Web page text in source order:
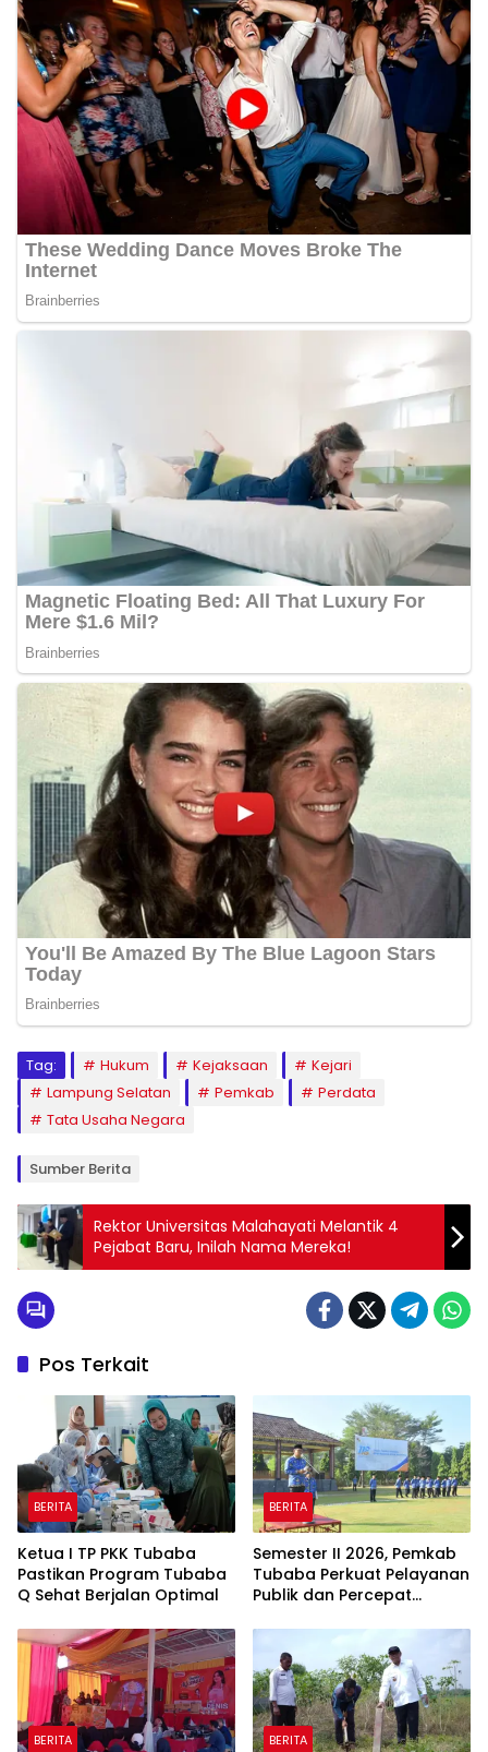
Tag: Hukum Kejaksaan
Kejari
Lampung Selatan
Pemkab
Perdata
Tata Usaha Negara
Sumber Berita
Rektor Universitas Malahayati Melantik 4
Pejabat Baru, Inilah Nama Mereka!
Pos Terkait
BERITA
Ketua I TP PKK Tubaba
Pastikan Program Tubaba
Q Sehat Berjalan Optimal
BERITA
Semester II 2026, Pemkab
Tubaba Perkuat Pelayanan
Publik dan Percepat
BERITA BERITA